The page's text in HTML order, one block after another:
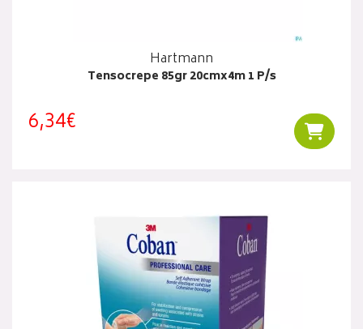
Hartmann
Tensocrepe 85gr 20cmx4m 1 P/s
6,34€